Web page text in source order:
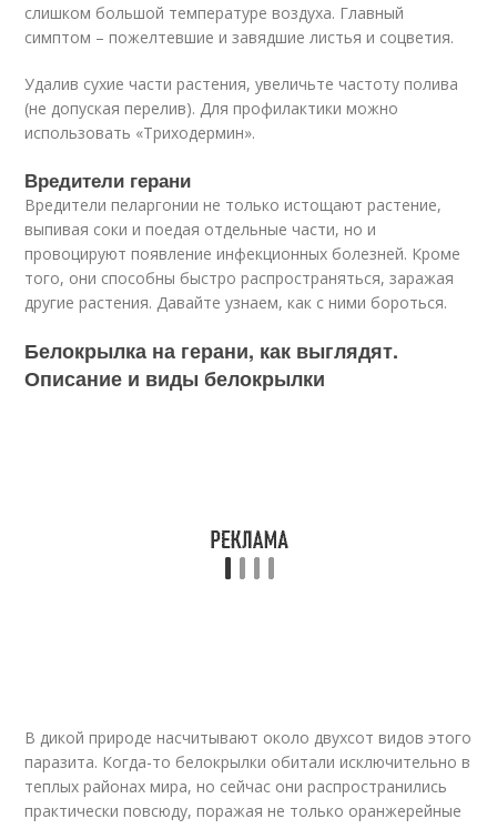
слишком большой температуре воздуха. Главный
симптом – пожелтевшие и завядшие листья и соцветия.
Удалив сухие части растения, увеличьте частоту полива
(не допуская перелив). Для профилактики можно
использовать «Триходермин».
Вредители герани
Вредители пеларгонии не только истощают растение,
выпивая соки и поедая отдельные части, но и
провоцируют появление инфекционных болезней. Кроме
того, они способны быстро распространяться, заражая
другие растения. Давайте узнаем, как с ними бороться.
Белокрылка на герани, как выглядят.
Описание и виды белокрылки
В дикой природе насчитывают около двухсот видов этого
паразита. Когда-то белокрылки обитали исключительно в
теплых районах мира, но сейчас они распространились
практически повсюду, поражая не только оранжерейные